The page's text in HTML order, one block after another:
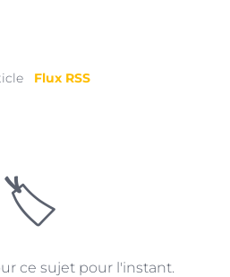
Flux RSS
🏷️
ce sujet pour l'instant.